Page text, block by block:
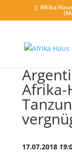
Afrika
Afrika-
17.07.2018